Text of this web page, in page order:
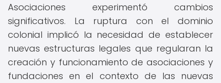
Asociaciones experimentó cambios
significativos. La ruptura con el dominio
colonial implicó la necesidad de establecer
nuevas estructuras legales que regularan la
creación y funcionamiento de asociaciones y
fundaciones en el contexto de las nuevas